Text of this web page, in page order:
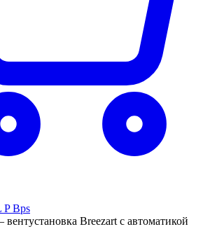
P Bps
Breezart с автоматикой